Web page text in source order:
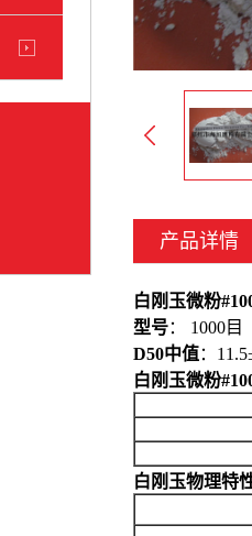
产品详情
白刚玉微粉
型号： 1000目
D50中值：
白刚玉微粉
白刚玉物理特